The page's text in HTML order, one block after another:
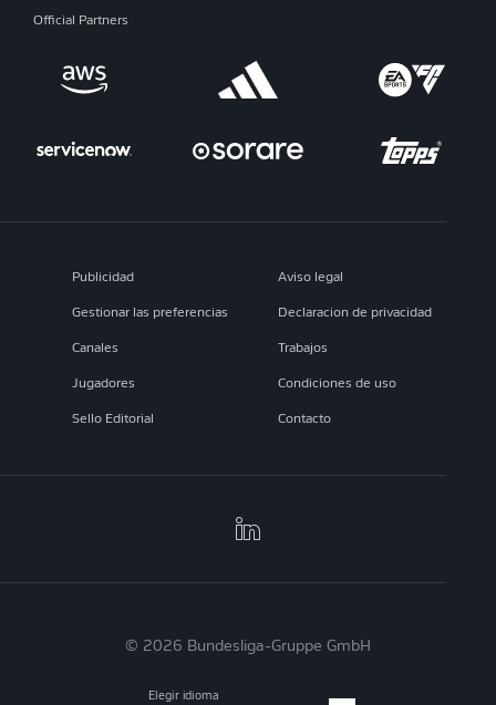
Official Partners
Publicidad Aviso legal
Gestionar las preferencias Declaracion de privacidad
Canales Trabajos
Jugadores Condiciones de uso
Sello Editorial Contacto
© 2026 Bundesliga-Gruppe GmbH
Elegir idioma